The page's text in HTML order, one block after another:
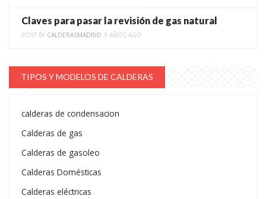
Claves para pasar la revisión de gas natural
POST BY CALDERASMADRID 9 AÑOS AGO
TIPOS Y MODELOS DE CALDERAS
calderas de condensacion
Calderas de gas
Calderas de gasoleo
Calderas Domésticas
Calderas eléctricas